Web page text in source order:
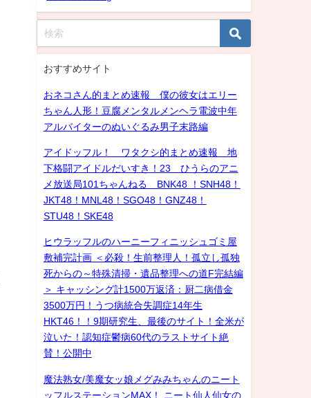
おすすめサイト
おネコさん的まとめ速報 僕の彼女はエリー
ちゃん人形！豆腐メンタルメンヘラ電波中年
アルバイターのぬいぐるみ男子末路編
アイドッフル！ ワタクシ的まとめ速報 地
下格闘アイドルだいすき！23 ひうらのアニ
メ放送局101ちゃんねる BNK48 ！SNH48！
JKT48！MNL48！SGO48！GNZ48！
STU48！SKE48
ヒウラッフルのハーニーフィニッシュゴミ屋
敷補完計画 ＜必殺！生前整理人！孤立し孤独
死からの～特殊清掃・遺品整理への道F完結編
＞ キャッシング計1500万返済：厨二病借金
3500万円！うつ病統合失調症14年生
HKT46！！9期研究生、最後のサイト！全米が
泣いた！認知症鬱病60代のラストサイト絶
賛！公開中
魔法熟女/美魔女ッ娘メグみみちゃんのニート
ッフルステーションMAX！ ニート仙人仙女の